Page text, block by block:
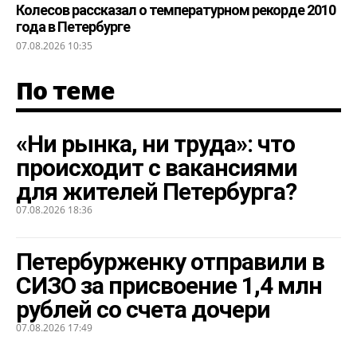
Колесов рассказал о температурном рекорде 2010
года в Петербурге
07.08.2026 10:35
По теме
«Ни рынка, ни труда»: что
происходит с вакансиями
для жителей Петербурга?
07.08.2026 18:36
Петербурженку отправили в
СИЗО за присвоение 1,4 млн
рублей со счета дочери
07.08.2026 17:49